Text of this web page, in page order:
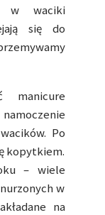
w waciki
się do
manicure
Po
kopytkiem.
– wiele
w
na